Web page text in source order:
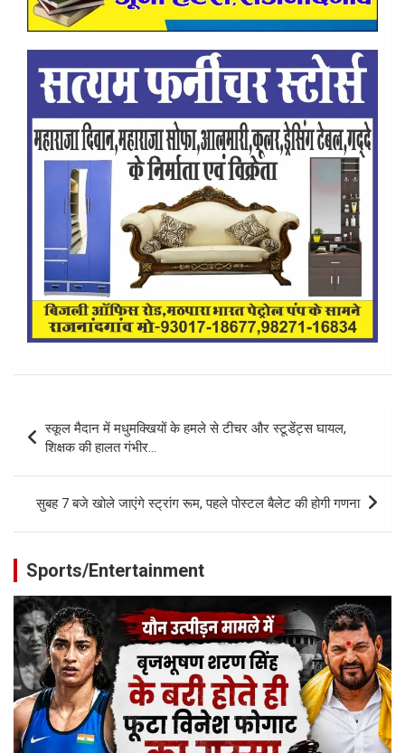
navigation
स्कूल मैदान में मधुमक्खियों के हमले से टीचर और स्टूडेंट्स घायल,
शिक्षक की हालत गंभीर…
सुबह 7 बजे खोले जाएंगे स्ट्रांग रूम, पहले पोस्टल बैलेट की होगी गणना
Sports/Entertainment